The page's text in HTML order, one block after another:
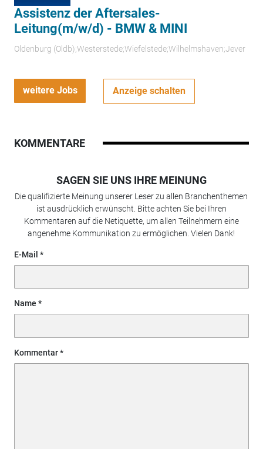
Assistenz der Aftersales-
Leitung(m/w/d) - BMW & MINI
Oldenburg (Oldb);Westerstede;Wiefelstede;Wilhelmshaven;Jever
weitere Jobs Anzeige schalten
KOMMENTARE
SAGEN SIE UNS IHRE MEINUNG
Die qualifizierte Meinung unserer Leser zu allen Branchenthemen
ist ausdrücklich erwünscht. Bitte achten Sie bei Ihren
Kommentaren auf die Netiquette, um allen Teilnehmern eine
angenehme Kommunikation zu ermöglichen. Vielen Dank!
E-Mail
Name
Kommentar